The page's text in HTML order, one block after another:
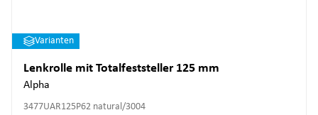
Varianten
Lenkrolle mit Totalfeststeller 125 mm
Alpha
3477UAR125P62 natural/3004